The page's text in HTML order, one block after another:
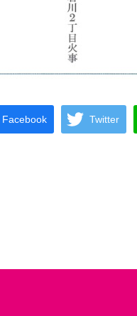
Facebook Twitter